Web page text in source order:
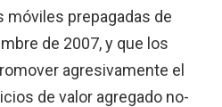
prepagadas de
de 2007, y que los
agresivamente el
de valor agregado no-